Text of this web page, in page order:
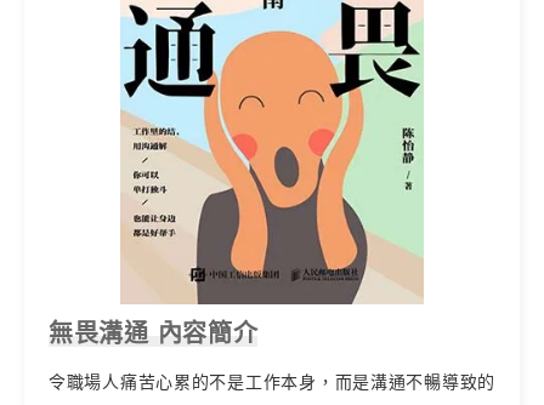
無畏溝通 內容簡介
令職場人痛苦心累的不是工作本身，而是溝通不暢導致的